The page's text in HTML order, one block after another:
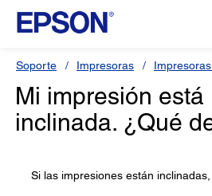
Soporte Impresoras
Mi impresión
inclinada. ¿Qué
Si las impresiones están